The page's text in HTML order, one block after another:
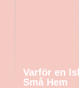
Varför en
Små Hem